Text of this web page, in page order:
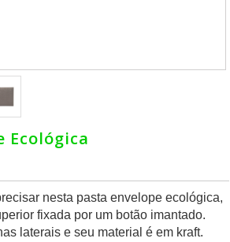
Ecológica
nesta pasta envelope ecológica,
fixada por um botão imantado.
laterais e seu material é em kraft.